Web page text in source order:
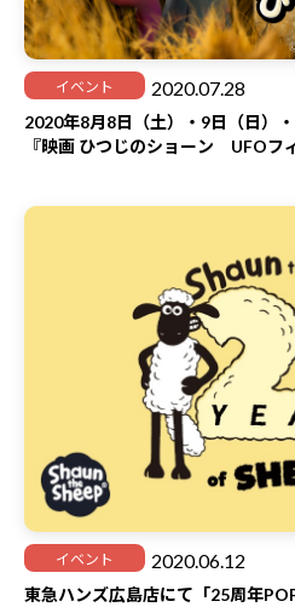
イベント 2020.07.28
2020年8月8日（土）・9日（日）
『映画 ひつじのショーン UFOフ
イベント 2020.06.12
東急ハンズ広島店にて「25周年